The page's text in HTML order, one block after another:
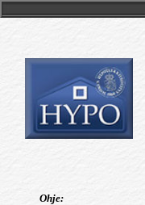
Ohje: